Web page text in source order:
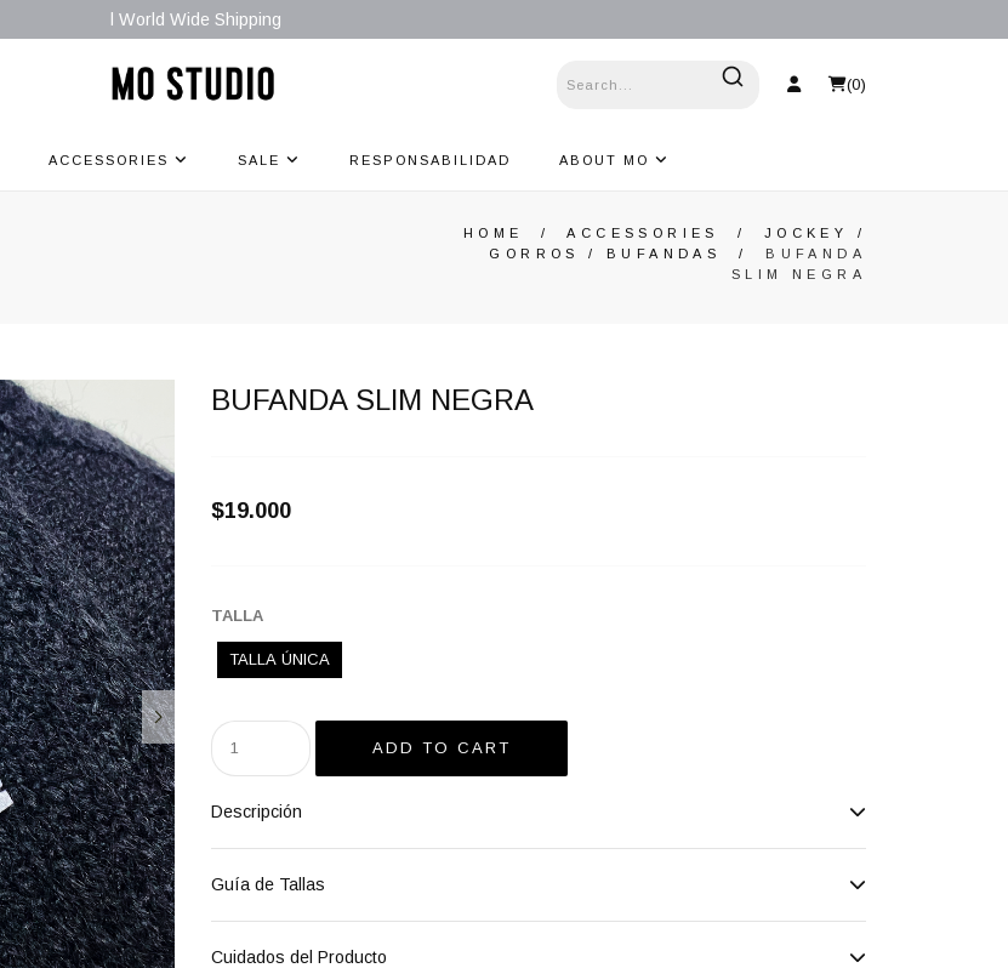
l World Wide Shipping
(0)
ACCESSORIES SALE RESPONSABILIDAD ABOUT MO
HOME /ACCESSORIES / JOCKEY /
GORROS / BUFANDAS
/ BUFANDA
SLIM NEGRA
BUFANDA SLIM NEGRA
$19.000
TALLA
TALLA ÚNICA
Descripción
Guía de Tallas
Cuidados del Producto